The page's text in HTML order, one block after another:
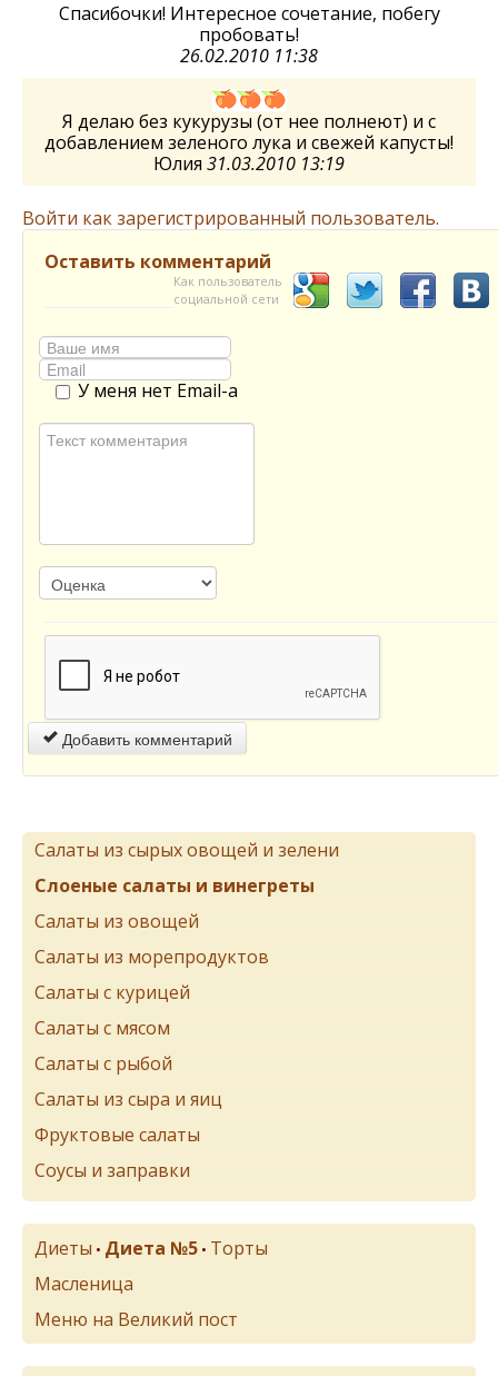
Спасибочки! Интересное сочетание, побегу
пробовать!
26.02.2010 11:38
Я делаю без кукурузы (от нее полнеют) и с
добавлением зеленого лука и свежей капусты!
Юлия 31.03.2010 13:19
Войти как зарегистрированный пользователь.
Оставить комментарий
Как пользователь
социальной сети
У меня нет Email-а
Добавить комментарий
Салаты из сырых овощей и зелени
Слоеные салаты и винегреты
Салаты из овощей
Салаты из морепродуктов
Салаты с курицей
Салаты с мясом
Салаты с рыбой
Салаты из сыра и яиц
Фруктовые салаты
Соусы и заправки
Диеты • Диета №5 • Торты
Масленица
Меню на Великий пост